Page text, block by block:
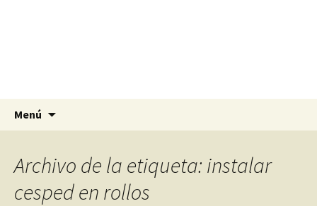
Menú
Archivo de la etiqueta: instalar
cesped en rollos